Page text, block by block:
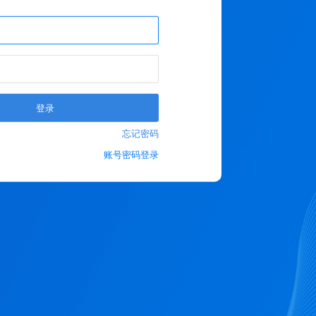
登录
忘记密码
账号密码登录